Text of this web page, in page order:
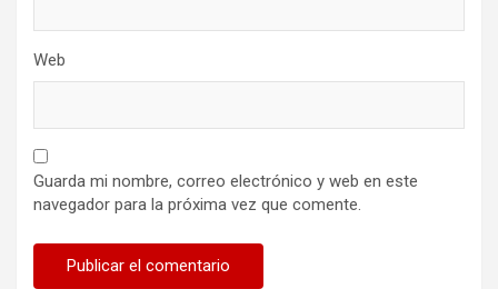
Web
Guarda mi nombre, correo electrónico y web en este
navegador para la próxima vez que comente.